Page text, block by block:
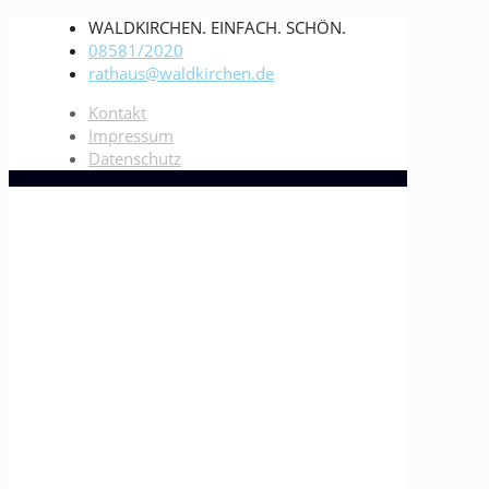
WALDKIRCHEN. EINFACH. SCHÖN.
08581/2020
rathaus@waldkirchen.de
Kontakt
Impressum
Datenschutz